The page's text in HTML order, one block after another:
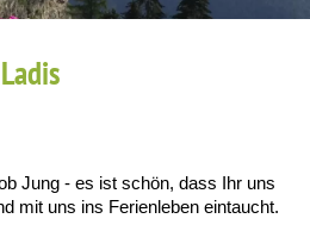
Jung - es ist schön, dass Ihr uns
mit uns ins Ferienleben eintaucht.